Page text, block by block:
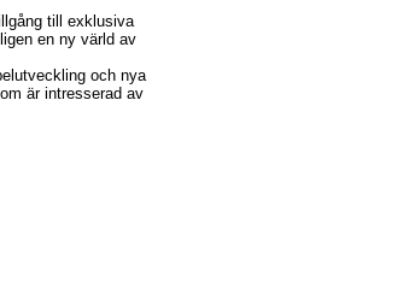
till exklusiva
en ny värld av
och nya
är intresserad av